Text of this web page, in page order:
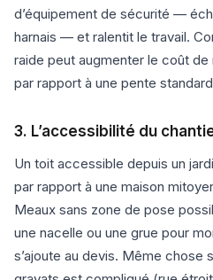
d’équipement de sécurité —
harnais — et ralentit le travail.
raide peut augmenter le coût
par rapport à une pente
3. L’accessibilité du
Un toit accessible depuis un
par rapport à une maison
Meaux sans zone de pose
une nacelle ou une grue pour
s’ajoute au devis. Même chose